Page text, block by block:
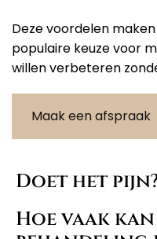
Deze voordelen
populaire keuze voor
willen verbeteren
Maak een afspraak
Doet het
Hoe vaak